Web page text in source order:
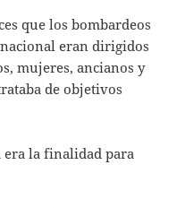
que los bombardeos
eran dirigidos
mujeres, ancianos y
de objetivos
la finalidad para